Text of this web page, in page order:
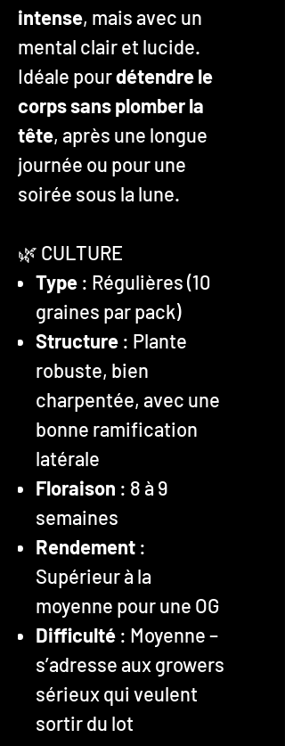
intense, mais avec un
mental clair et lucide.
Idéale pourdétendre le
corps sans plomber la
tête, après une longue
journée ou pour une
soirée sous la lune.
🌿 CULTURE
Type : Régulières (10
graines par pack)
Structure : Plante
robuste, bien
charpentée, avec une
bonne ramification
latérale
Floraison : 8 à 9
semaines
Rendement :
Supérieur à la
moyenne pour une OG
Difficulté : Moyenne –
s’adresse aux growers
sérieux qui veulent
sortir du lot